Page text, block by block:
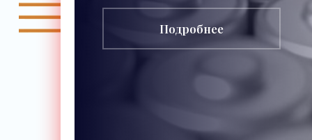
традиционной
Подробнее